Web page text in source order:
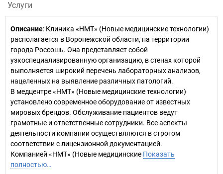
Услуги
Описание: Клиника «НМТ» (Новые медицинские технологии)
располагается в Воронежской области, на территории
города Россошь. Она представляет собой
узкоспециализированную организацию, в стенах которой
выполняется широкий перечень лабораторных анализов,
нацеленных на выявление различных патологий.
В медцентре «НМТ» (Новые медицинские технологии)
установлено современное оборудование от известных
мировых брендов. Обслуживание пациентов ведут
грамотные и ответственные сотрудники. Все аспекты
деятельности компании осуществляются в строгом
соответствии с лицензионной документацией.
Компанией «НМТ» (Новые медицинские Показать
полностью…